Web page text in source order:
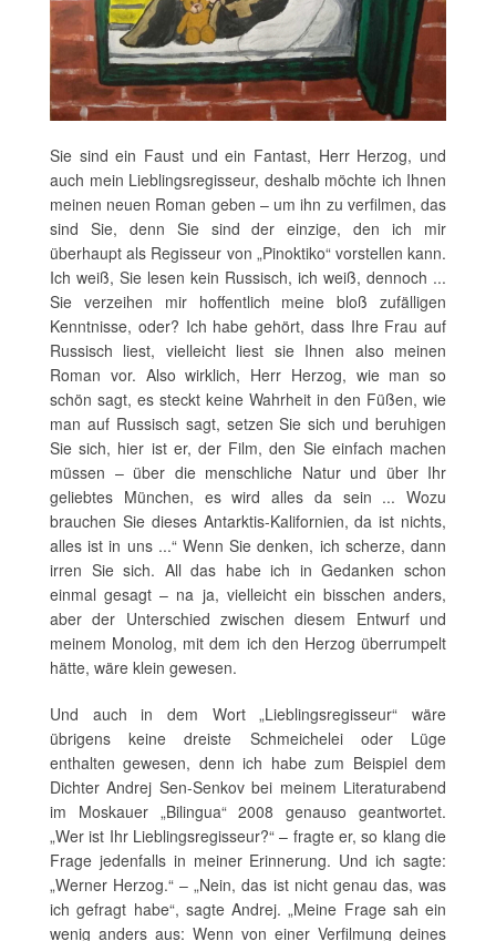
Sie sind ein Faust und ein Fantast, Herr Herzog, und
auch mein Lieblingsregisseur, deshalb möchte ich Ihnen
meinen neuen Roman geben – um ihn zu verfilmen, das
sind Sie, denn Sie sind der einzige, den ich mir
überhaupt als Regisseur von „Pinoktiko“ vorstellen kann.
Ich weiß, Sie lesen kein Russisch, ich weiß, dennoch ...
Sie verzeihen mir hoffentlich meine bloß zufälligen
Kenntnisse, oder? Ich habe gehört, dass Ihre Frau auf
Russisch liest, vielleicht liest sie Ihnen also meinen
Roman vor. Also wirklich, Herr Herzog, wie man so
schön sagt, es steckt keine Wahrheit in den Füßen, wie
man auf Russisch sagt, setzen Sie sich und beruhigen
Sie sich, hier ist er, der Film, den Sie einfach machen
müssen – über die menschliche Natur und über Ihr
geliebtes München, es wird alles da sein ... Wozu
brauchen Sie dieses Antarktis-Kalifornien, da ist nichts,
alles ist in uns ...“ Wenn Sie denken, ich scherze, dann
irren Sie sich. All das habe ich in Gedanken schon
einmal gesagt – na ja, vielleicht ein bisschen anders,
aber der Unterschied zwischen diesem Entwurf und
meinem Monolog, mit dem ich den Herzog überrumpelt
hätte, wäre klein gewesen.
Und auch in dem Wort „Lieblingsregisseur“ wäre
übrigens keine dreiste Schmeichelei oder Lüge
enthalten gewesen, denn ich habe zum Beispiel dem
Dichter Andrej Sen-Senkov bei meinem Literaturabend
im Moskauer „Bilingua“ 2008 genauso geantwortet.
„Wer ist Ihr Lieblingsregisseur?“ – fragte er, so klang die
Frage jedenfalls in meiner Erinnerung. Und ich sagte:
„Werner Herzog.“ – „Nein, das ist nicht genau das, was
ich gefragt habe“, sagte Andrej. „Meine Frage sah ein
wenig anders aus: Wenn von einer Verfilmung deines